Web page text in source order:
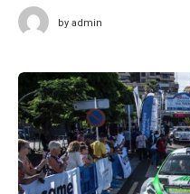
by admin